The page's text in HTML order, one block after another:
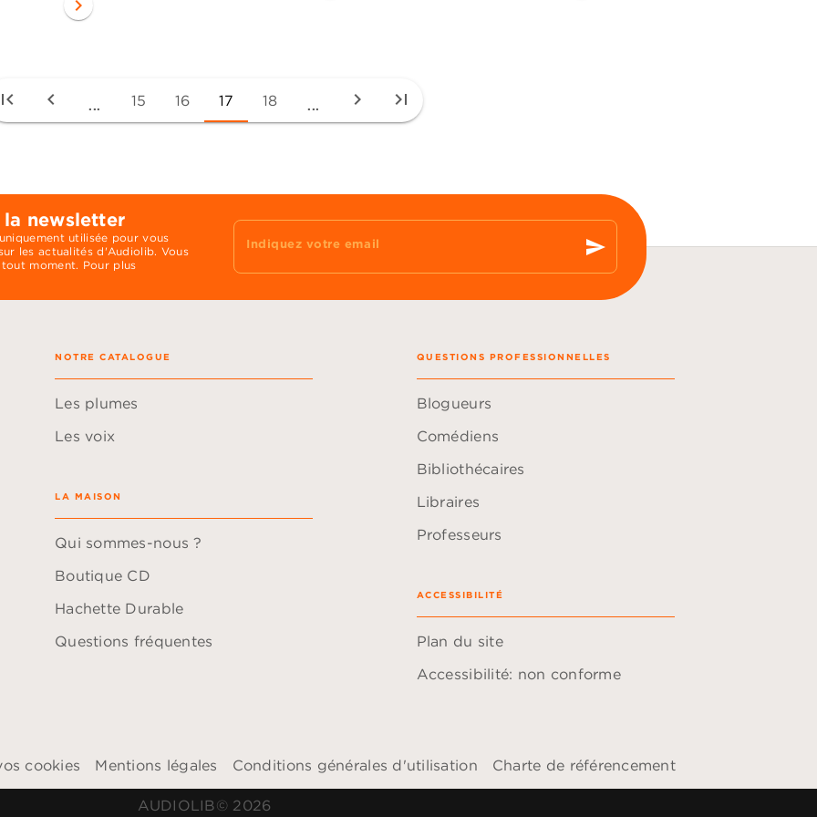
chevron_right
first_page chevron_left ... 15 16 17 18 ... chevron_right last_page
la newsletter
utilisée pour vous
les actualités d'Audiolib. Vous
moment. Pour plus
Indiquez votre email send
NOTRE CATALOGUE
Les plumes
Les voix
LA MAISON
Qui sommes-nous ?
Boutique CD
Hachette Durable
Questions fréquentes
QUESTIONS PROFESSIONNELLES
Blogueurs
Comédiens
Bibliothécaires
Libraires
Professeurs
ACCESSIBILITÉ
Plan du site
Accessibilité: non conforme
cookies Mentions légales Conditions générales d'utilisation Charte de référencement
AUDIOLIB© 2026